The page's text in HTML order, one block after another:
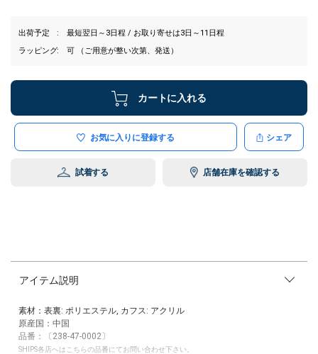
出荷予定
最短翌日～3日程 / お取り寄せは3日～11日程
ラッピング
可 （ご用意が整い次第、発送）
カートに入れる
お気に入りに登録する シェア
試着する 店舗在庫を確認する
アイテム説明
素材：表裏: ポリエステル, カフス: アクリル
原産国：中国
品番：〔238-47-0002〕
SHIPS各店へはこちらの品番にてお問い合わせ下さい。